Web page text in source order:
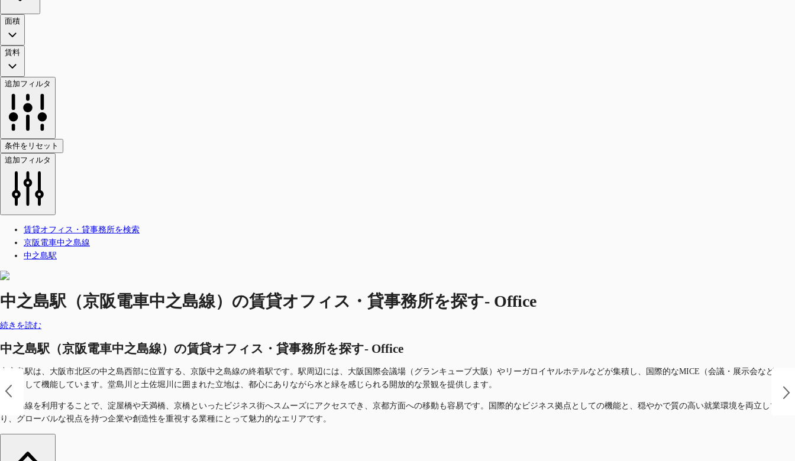
面積
賃料
追加フィルタ
条件をリセット
追加フィルタ
賃貸オフィス・貸事務所を検索
京阪電車中之島線
中之島駅
中之島駅（京阪電車中之島線）の賃貸オフィス・貸事務所を探す- Office
続きを読む
中之島駅（京阪電車中之島線）の賃貸オフィス・貸事務所を探す- Office
中之島駅は、大阪市北区の中之島西部に位置する、京阪中之島線の終着駅です。駅周辺には、大阪国際会議場（グランキューブ大阪）やリーガロイヤルホテルなどが集積し、国際的なMICE（会議・展示会など）の
拠点として機能しています。堂島川と土佐堀川に囲まれた立地は、都心にありながら水と緑を感じられる開放的な景観を提供します。
中之島線を利用することで、淀屋橋や天満橋、京橋といったビジネス街へスムーズにアクセスでき、京都方面への移動も容易です。国際的なビジネス拠点としての機能と、穏やかで質の高い就業環境を両立してお
り、グローバルな視点を持つ企業や創造性を重視する業種にとって魅力的なエリアです。